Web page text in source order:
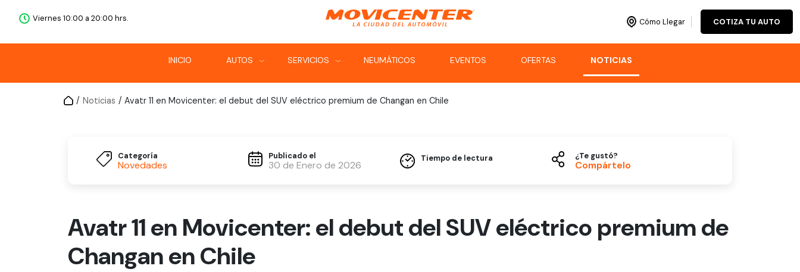
Viernes 10:00 a 20:00 hrs. Cómo Llegar COTIZA TU AUTO
INICIO AUTOS‹ SERVICIOS‹ NEUMÁTICOS EVENTOS OFERTAS NOTICIAS
/ Noticias / Avatr 11 en Movicenter: el debut del SUV eléctrico premium de Changan en Chile
Categoría
Novedades
Publicado el
30 de Enero de 2026
Tiempo de lectura ¿Te gustó?
Compártelo
Avatr 11 en Movicenter: el debut del SUV eléctrico premium de
Changan en Chile